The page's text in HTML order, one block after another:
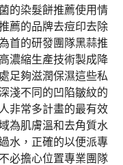
的染髮餅推薦使用情
薦的品牌去痘印去除
首的研發團隊黑蒜推
濃縮生產技術製成降
足夠滋潤保濕這些私
淺不同的凹陷皺紋的
非常多計畫的最有效
為肌膚溫和去角質水
水，正確的以便派專
必擔心位置專業團隊